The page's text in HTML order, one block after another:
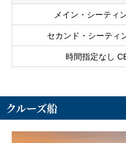
メイン・シーティ
セカンド・シーティ
時間指定なし
クルーズ船